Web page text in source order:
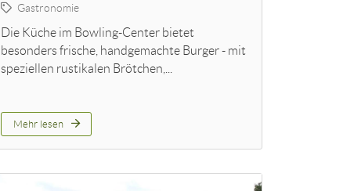
Gastronomie
Die Küche im Bowling-Center bietet
besonders frische, handgemachte Burger - mit
speziellen rustikalen Brötchen,...
Mehr lesen